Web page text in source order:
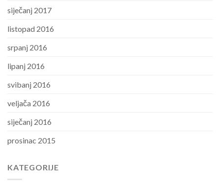
siječanj 2017
listopad 2016
srpanj 2016
lipanj 2016
svibanj 2016
veljača 2016
siječanj 2016
prosinac 2015
KATEGORIJE